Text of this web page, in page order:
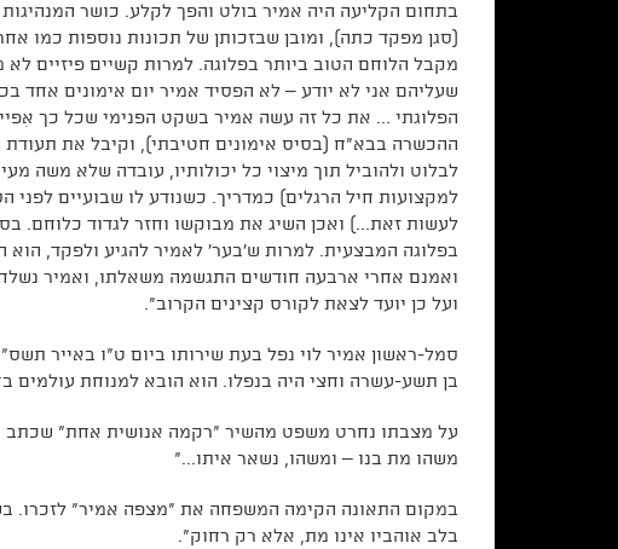
בתחום הקליעה היה אמיר בולט והפך לקלע. כושר
(סגן מפקד כתה), ומובן שבזכותן של תכונות נוספות כמו
מקבל הלוחם הטוב ביותר בפלוגה. למרות קשיים פיזיים
שעליהם אני לא יודע – לא הפסיד אמיר יום אימונים אחד
הפלוגתי ... את כל זה עשה אמיר בשקט הפנימי שכל כך
ההכשרה בבא"ח (בסיס אימונים חטיבתי), וקיבל את
לבלוט ולהוביל תוך מיצוי כל יכולותיו, עובדה שלא משה
למקצועות חיל הרגלים) כמדריך. כשנודע לו שבועיים
לעשות זאת...) ואכן השיג את מבוקשו וחזר לגדוד כלוחם.
בפלוגה המבצעית. למרות ש'בער' לאמיר להגיע ולפקד,
ואמנם אחרי ארבעה חודשים התגשמה משאלתו, ואמיר
ועל כן יועד לצאת לקורס קצינים הקרוב".
בן תשע-עשרה וחצי היה בנפלו. הוא הובא למנוחת עולמים
על מצבתו נחרט משפט מהשיר "רקמה אנושית אחת" שכתב
משהו מת בנו – ומשהו, נשאר איתו..."
במקום התאונה הקימה המשפחה את "מצפה אמיר" לזכרו.
בלב אוהביו אינו מת, אלא רק רחוק".